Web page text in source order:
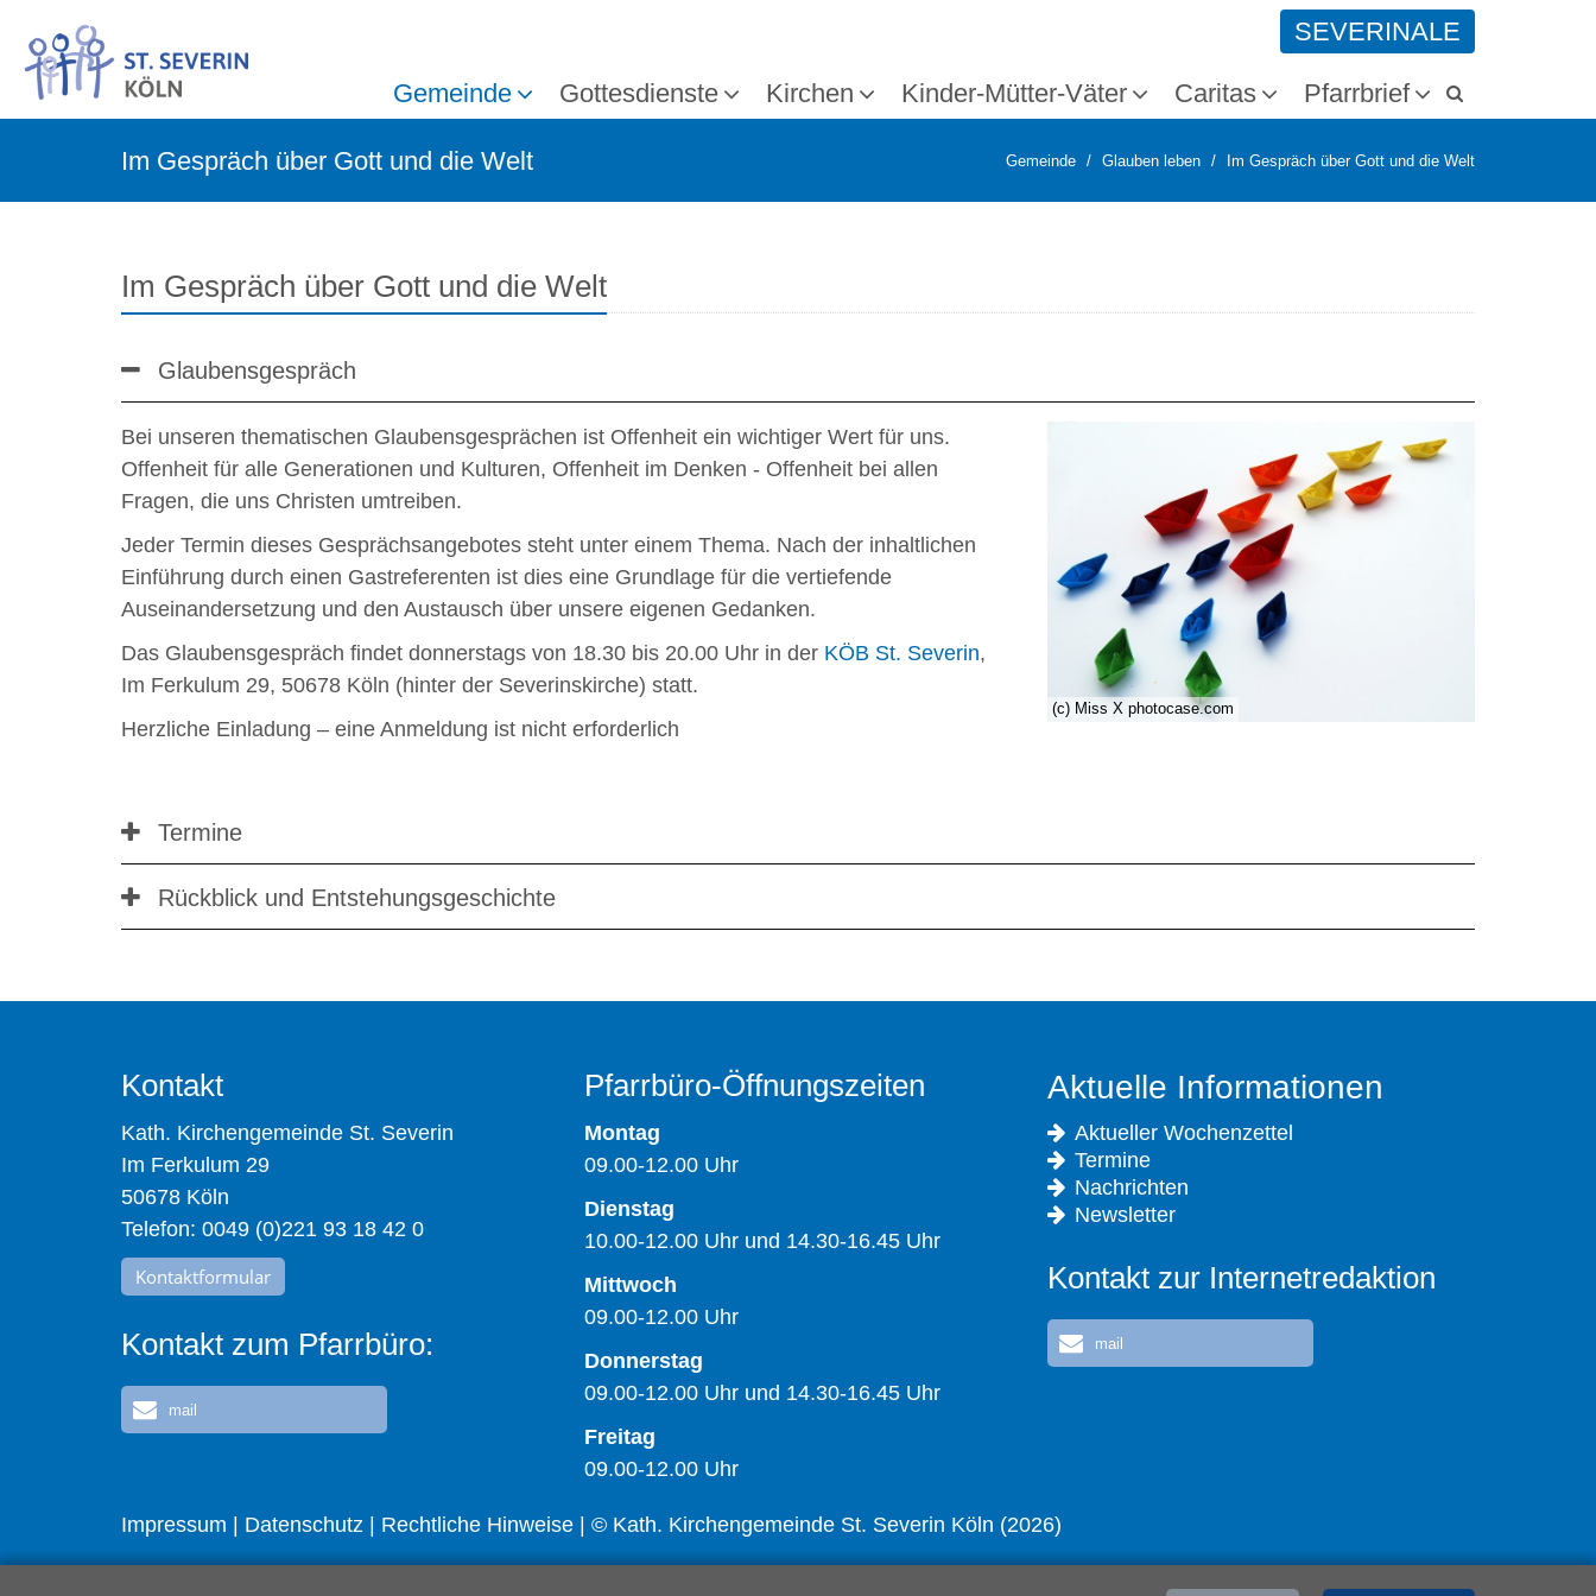
SEVERINALE
Gemeinde Gottesdienste Kirchen Kinder-Mütter-Väter Caritas Pfarrbrief
Im Gespräch über Gott und die Welt Gemeinde Glauben leben Im Gespräch über Gott und die Welt
Im Gespräch über Gott und die Welt
Glaubensgespräch
Bei unseren thematischen Glaubensgesprächen ist Offenheit ein wichtiger Wert für uns.
Offenheit für alle Generationen und Kulturen, Offenheit im Denken - Offenheit bei allen
Fragen, die uns Christen umtreiben.
Jeder Termin dieses Gesprächsangebotes steht unter einem Thema. Nach der inhaltlichen
Einführung durch einen Gastreferenten ist dies eine Grundlage für die vertiefende
Auseinandersetzung und den Austausch über unsere eigenen Gedanken.
Das Glaubensgespräch findet donnerstags von 18.30 bis 20.00 Uhr in der KÖB St. Severin,
Im Ferkulum 29, 50678 Köln (hinter der Severinskirche) statt.
Herzliche Einladung – eine Anmeldung ist nicht erforderlich
(c) Miss X photocase.com
Termine
Rückblick und Entstehungsgeschichte
Kontakt
Kath. Kirchengemeinde St. Severin
Im Ferkulum 29
50678 Köln
Telefon: 0049 (0)221 93 18 42 0
Kontaktformular
Kontakt zum Pfarrbüro:
mail
Pfarrbüro-Öffnungszeiten
Montag
09.00-12.00 Uhr
Dienstag
10.00-12.00 Uhr und 14.30-16.45 Uhr
Mittwoch
09.00-12.00 Uhr
Donnerstag
09.00-12.00 Uhr und 14.30-16.45 Uhr
Freitag
09.00-12.00 Uhr
Aktuelle Informationen
Aktueller Wochenzettel
Termine
Nachrichten
Newsletter
Kontakt zur Internetredaktion
mail
Impressum Datenschutz Rechtliche Hinweise | © Kath. Kirchengemeinde St. Severin Köln (2026)